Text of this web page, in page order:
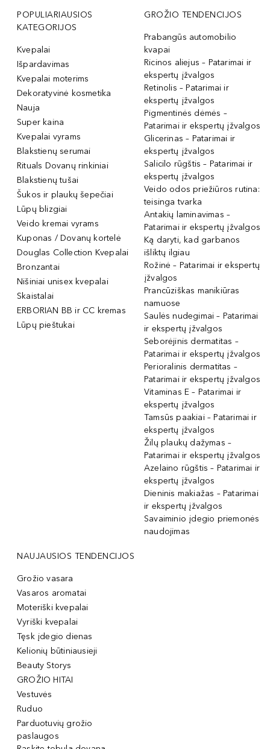
POPULIARIAUSIOS
KATEGORIJOS
Kvepalai
Išpardavimas
Kvepalai moterims
Dekoratyvinė kosmetika
Nauja
Super kaina
Kvepalai vyrams
Blakstienų serumai
Rituals Dovanų rinkiniai
Blakstienų tušai
Šukos ir plaukų šepečiai
Lūpų blizgiai
Veido kremai vyrams
Kuponas / Dovanų kortelė
Douglas Collection Kvepalai
Bronzantai
Nišiniai unisex kvepalai
Skaistalai
ERBORIAN BB ir CC kremas
Lūpų pieštukai
GROŽIO TENDENCIJOS
Prabangūs automobilio
kvapai
Ricinos aliejus – Patarimai ir
ekspertų įžvalgos
Retinolis – Patarimai ir
ekspertų įžvalgos
Pigmentinės dėmės –
Patarimai ir ekspertų įžvalgos
Glicerinas – Patarimai ir
ekspertų įžvalgos
Salicilo rūgštis – Patarimai ir
ekspertų įžvalgos
Veido odos priežiūros rutina:
teisinga tvarka
Antakių laminavimas –
Patarimai ir ekspertų įžvalgos
Ką daryti, kad garbanos
išliktų ilgiau
Rožinė – Patarimai ir ekspertų
įžvalgos
Prancūziškas manikiūras
namuose
Saulės nudegimai – Patarimai
ir ekspertų įžvalgos
Seborėjinis dermatitas –
Patarimai ir ekspertų įžvalgos
Perioralinis dermatitas –
Patarimai ir ekspertų įžvalgos
Vitaminas E – Patarimai ir
ekspertų įžvalgos
Tamsūs paakiai – Patarimai ir
ekspertų įžvalgos
Žilų plaukų dažymas –
Patarimai ir ekspertų įžvalgos
Azelaino rūgštis – Patarimai ir
ekspertų įžvalgos
Dieninis makiažas – Patarimai
ir ekspertų įžvalgos
Savaiminio įdegio priemonės
naudojimas
NAUJAUSIOS TENDENCIJOS
Grožio vasara
Vasaros aromatai
Moteriški kvepalai
Vyriški kvepalai
Tęsk įdegio dienas
Kelionių būtiniausieji
Beauty Storys
GROŽIO HITAI
Vestuvės
Ruduo
Parduotuvių grožio
paslaugos